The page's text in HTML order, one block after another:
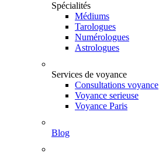
Spécialités
Médiums
Tarologues
Numérologues
Astrologues
Services de voyance
Consultations voyance
Voyance serieuse
Voyance Paris
Blog